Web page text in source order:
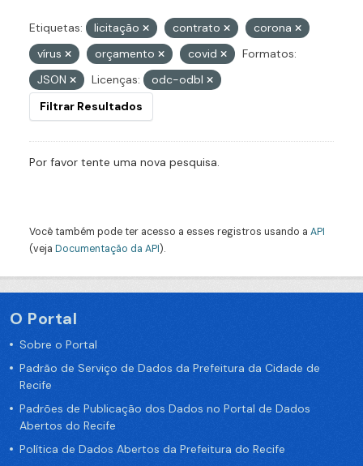
Etiquetas: licitação contrato
corona
vírus
orçamento covid
Formatos:
JSON
Licenças:
odc-odbl
Filtrar Resultados
Por favor tente uma nova pesquisa.
Você também pode ter acesso a esses registros usando a API
(veja Documentação da API).
O Portal
Sobre o Portal
Padrão de Serviço de Dados da Prefeitura da Cidade de
Recife
Padrões de Publicação dos Dados no Portal de Dados
Abertos do Recife
Política de Dados Abertos da Prefeitura do Recife